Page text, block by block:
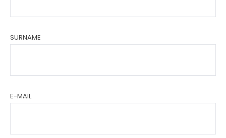
SURNAME
E-MAIL